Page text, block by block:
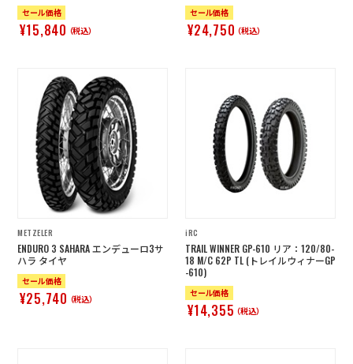
セール価格
¥15,840（税込）
セール価格
¥24,750（税込）
METZELER
ENDURO 3 SAHARA エンデューロ3サ
ハラ タイヤ
セール価格
¥25,740（税込）
iRC
TRAIL WINNER GP-610 リア：120/80-
18 M/C 62P TL (トレイルウィナーGP
-610)
セール価格
¥14,355（税込）